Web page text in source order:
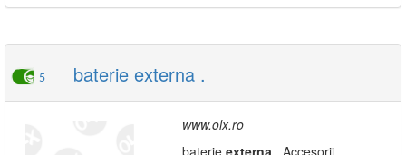
5 baterie externa .
www.olx.ro
baterie externa . Accesorii